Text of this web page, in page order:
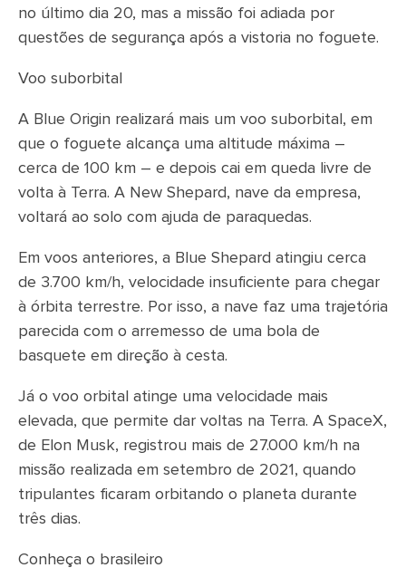
no último dia 20, mas a missão foi adiada por
questões de segurança após a vistoria no foguete.
Voo suborbital
A Blue Origin realizará mais um voo suborbital, em
que o foguete alcança uma altitude máxima –
cerca de 100 km – e depois cai em queda livre de
volta à Terra. A New Shepard, nave da empresa,
voltará ao solo com ajuda de paraquedas.
Em voos anteriores, a Blue Shepard atingiu cerca
de 3.700 km/h, velocidade insuficiente para chegar
à órbita terrestre. Por isso, a nave faz uma trajetória
parecida com o arremesso de uma bola de
basquete em direção à cesta.
Já o voo orbital atinge uma velocidade mais
elevada, que permite dar voltas na Terra. A SpaceX,
de Elon Musk, registrou mais de 27.000 km/h na
missão realizada em setembro de 2021, quando
tripulantes ficaram orbitando o planeta durante
três dias.
Conheça o brasileiro